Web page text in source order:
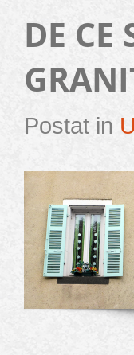
DE CE
Postat in